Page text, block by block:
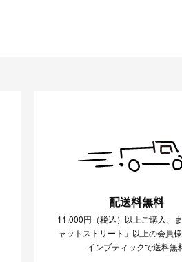
配送料無料
11,000円（税込）以上ご購入、
ャットストリート」以上の会員
インブティックで送料無